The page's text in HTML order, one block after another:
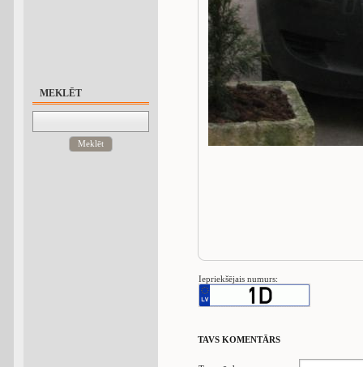
MEKLĒT
Meklēt
Iepriekšējais numurs:
TAVS KOMENTĀRS